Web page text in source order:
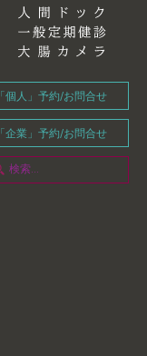
「個人」予約/お問合せ
「企業」予約/お問合せ